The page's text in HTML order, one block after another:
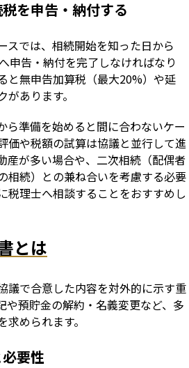
を申告・納付する
スでは、相続開始を知った日から
申告・納付を完了しなければなり
と無申告加算税（最大20%）や延
あります。
ら準備を始めると間に合わないケー
価や税額の試算は協議と並行して進
産が多い場合や、二次相続（配偶者
相続）との兼ね合いを考慮する必要
税理士へ相談することをおすすめし
とは
議で合意した内容を対外的に示す重
や預貯金の解約・名義変更など、多
められます。
要性